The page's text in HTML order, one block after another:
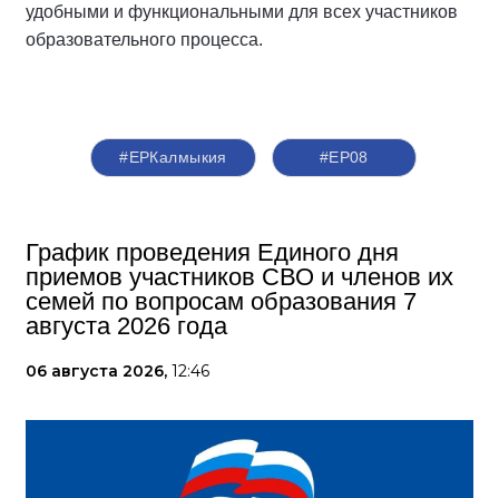
удобными и функциональными для всех участников
образовательного процесса.
#ЕРКалмыкия #ЕР08
График проведения Единого дня
приемов участников СВО и членов их
семей по вопросам образования 7
августа 2026 года
06 августа 2026, 12:46